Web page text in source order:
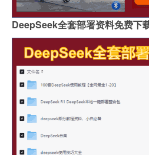
DeepSeek全套部署资料免费下